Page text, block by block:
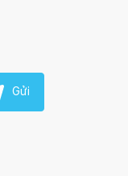
Gửi